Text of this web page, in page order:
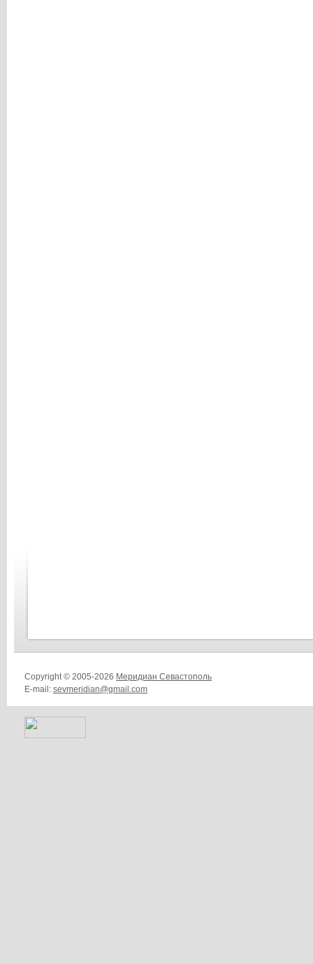
Copyright © 2005-2026 Меридиан Севастополь
E-mail: sevmeridian@gmail.com